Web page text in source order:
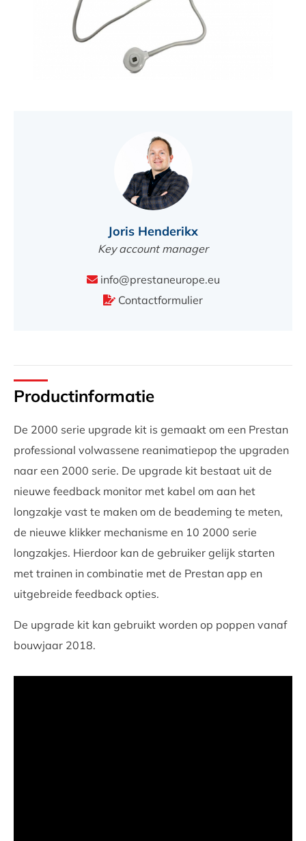
Joris Henderikx
Key account manager
info@prestaneurope.eu
Contactformulier
Productinformatie
De 2000 serie upgrade kit is gemaakt om een Prestan
professional volwassene reanimatiepop the upgraden
naar een 2000 serie. De upgrade kit bestaat uit de
nieuwe feedback monitor met kabel om aan het
longzakje vast te maken om de beademing te meten,
de nieuwe klikker mechanisme en 10 2000 serie
longzakjes. Hierdoor kan de gebruiker gelijk starten
met trainen in combinatie met de Prestan app en
uitgebreide feedback opties.
De upgrade kit kan gebruikt worden op poppen vanaf
bouwjaar 2018.